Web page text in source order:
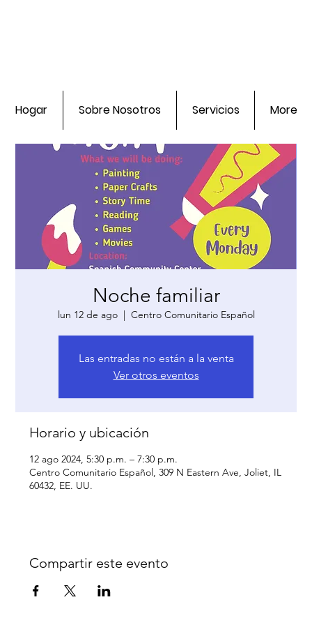
Hogar Sobre Nosotros Servicios More
Noche familiar
lun 12 de ago
  |
Centro Comunitario Español
Las entradas no están a la venta
Ver otros eventos
Horario y ubicación
12 ago 2024, 5:30 p.m. – 7:30 p.m.
Centro Comunitario Español, 309 N Eastern Ave, Joliet, IL
60432, EE. UU.
Compartir este evento